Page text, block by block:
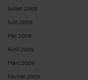
Juillet 2009
Juin 2009
Mai 2009
Avril 2009
Mars 2009
Février 2009